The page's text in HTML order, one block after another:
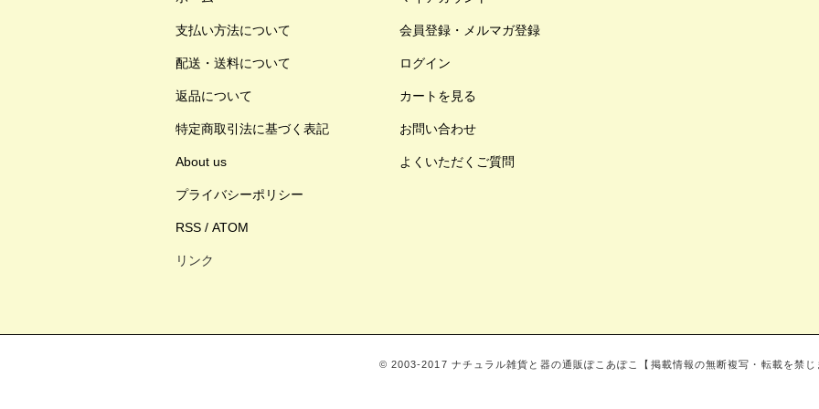
支払い方法について
配送・送料について
返品について
特定商取引法に基づく表記
About us
プライバシーポリシー
RSS/ ATOM
リンク
会員登録・メルマガ登録
ログイン
カートを見る
お問い合わせ
よくいただくご質問
© 2003‐2017 ナチュラル雑貨と器の通販ぽこあぽこ【掲載情報の無断複写・転載を禁じ